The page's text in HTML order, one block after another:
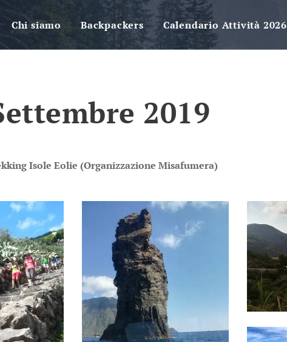
Chi siamo Backpackers Calendario Attività 2026
2019
Isole Eolie (Organizzazione Misafumera)